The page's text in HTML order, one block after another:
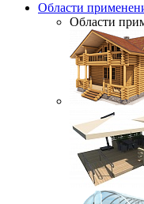
Области
Области